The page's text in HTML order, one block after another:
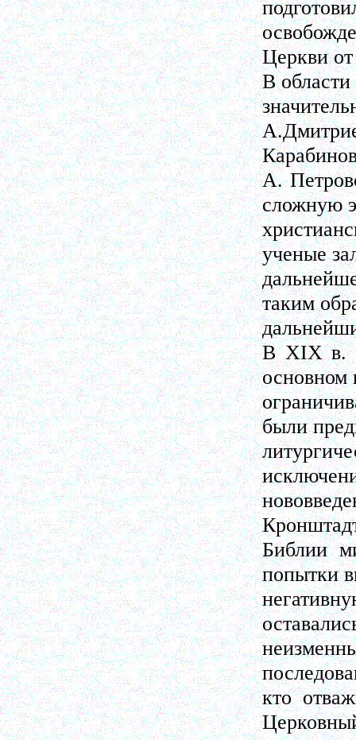
Церкви
В области
А.
сложную
ученые
таким
В XIX в.
основном
были
Библии
попытки
кто